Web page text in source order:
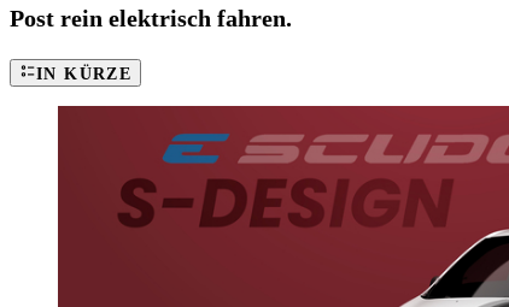
Post rein elektrisch fahren.
IN KÜRZE